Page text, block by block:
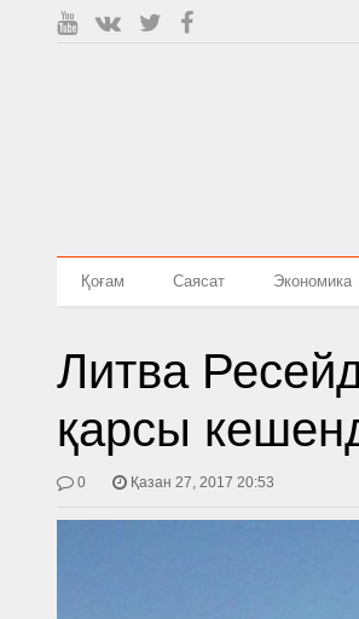
Қоғам Саясат Экономика
Литва
қарсы
0 Қазан 27, 2017 20:53